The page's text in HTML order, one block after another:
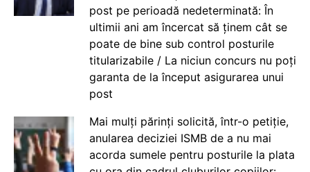
post pe perioadă nedeterminată: În
ultimii ani am încercat să ținem cât se
poate de bine sub control posturile
titularizabile / La niciun concurs nu poți
garanta de la început asigurarea unui
post
Mai mulți părinți solicită, într-o petiție,
anularea deciziei ISMB de a nu mai
acorda sumele pentru posturile la plata